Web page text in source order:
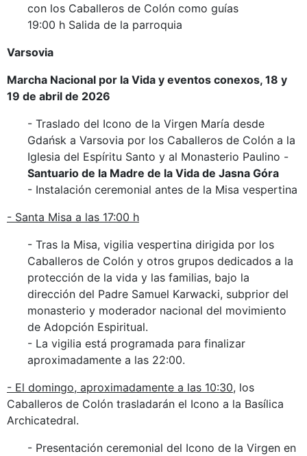
con los Caballeros de Colón como guías
19:00 h Salida de la parroquia
Varsovia
Marcha Nacional por la Vida y eventos conexos, 18 y
19 de abril de 2026
- Traslado del Icono de la Virgen María desde
Gdańsk a Varsovia por los Caballeros de Colón a la
Iglesia del Espíritu Santo y al Monasterio Paulino -
Santuario de la Madre de la Vida de Jasna Góra
- Instalación ceremonial antes de la Misa vespertina
- Santa Misa a las 17:00 h
- Tras la Misa, vigilia vespertina dirigida por los
Caballeros de Colón y otros grupos dedicados a la
protección de la vida y las familias, bajo la
dirección del Padre Samuel Karwacki, subprior del
monasterio y moderador nacional del movimiento
de Adopción Espiritual.
- La vigilia está programada para finalizar
aproximadamente a las 22:00.
- El domingo, aproximadamente a las 10:30, los
Caballeros de Colón trasladarán el Icono a la Basílica
Archicatedral.
- Presentación ceremonial del Icono de la Virgen en